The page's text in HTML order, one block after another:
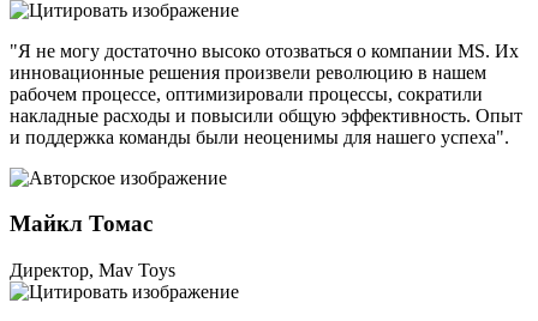
"Я не могу достаточно высоко отозваться о компании MS. Их
инновационные решения произвели революцию в нашем
рабочем процессе, оптимизировали процессы, сократили
накладные расходы и повысили общую эффективность. Опыт
и поддержка команды были неоценимы для нашего успеха".
Майкл Томас
Директор, Mav Toys